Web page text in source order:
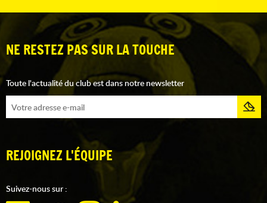
NE RESTEZ PAS SUR LA TOUCHE
Toute l'actualité du club est dans notre newsletter
REJOIGNEZ L'ÉQUIPE
Suivez-nous sur :